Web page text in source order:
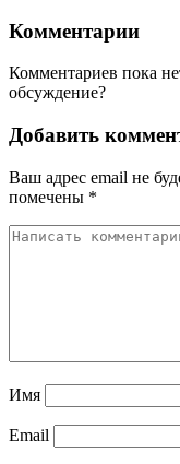
Комментарии
Комментариев пока
обсуждение?
Добавить
Ваш адрес email не
помечены *
Имя
Email